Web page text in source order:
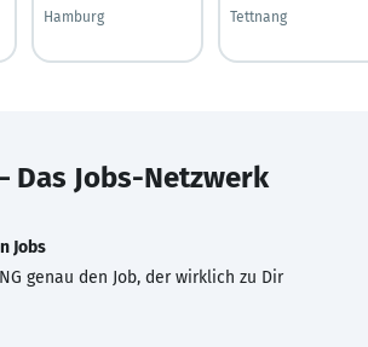
Hamburg
Tettnang
Das Jobs-Netzwerk
Jobs
genau den Job, der wirklich zu Dir